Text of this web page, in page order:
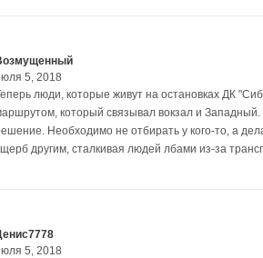
5, 2018
люди, которые живут на остановках ДК
который связывал вокзал и
Необходимо не отбирать у кого-то, а
другим, сталкивая людей лбами из-за
5, 2018